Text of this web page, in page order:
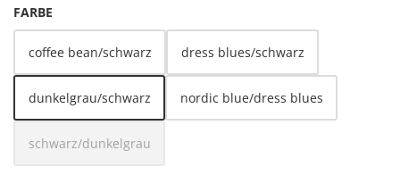
FARBE
coffee bean/schwarz dress blues/schwarz
dunkelgrau/schwarz nordic blue/dress blues
schwarz/dunkelgrau
(Diese Option ist zurzeit nicht verfügbar.)